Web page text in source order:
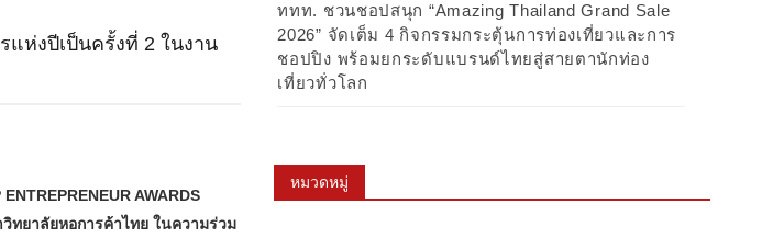
ห่งปีเป็นครั้งที่ 2 ในงาน
AWARDS
ทยาลัยหอการค้าไทย ในความร่วม
ททท. ชวนชอปสนุก “Amazing Thailand Grand Sale
2026” จัดเต็ม 4 กิจกรรมกระตุ้นการท่องเที่ยวและการ
ชอปปิง พร้อมยกระดับแบรนด์ไทยสู่สายตานักท่อง
เที่ยวทั่วโลก
หมวดหมู่